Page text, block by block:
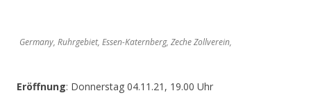
Germany, Ruhrgebiet, Essen-Katernberg, Zeche Zollverein,
Eröffnung: Donnerstag 04.11.21, 19.00 Uhr